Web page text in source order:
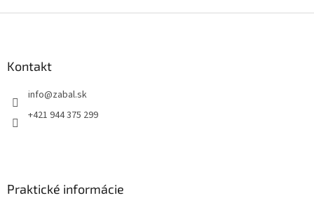
Kontakt
info@zabal.sk
+421 944 375 299
Praktické informácie